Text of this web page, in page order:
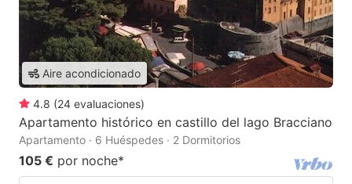
Aire acondicionado
4.8 (24 evaluaciones)
Apartamento histórico en castillo del lago Bracciano
Apartamento · 6 Huéspedes · 2 Dormitorios
105 € por noche*